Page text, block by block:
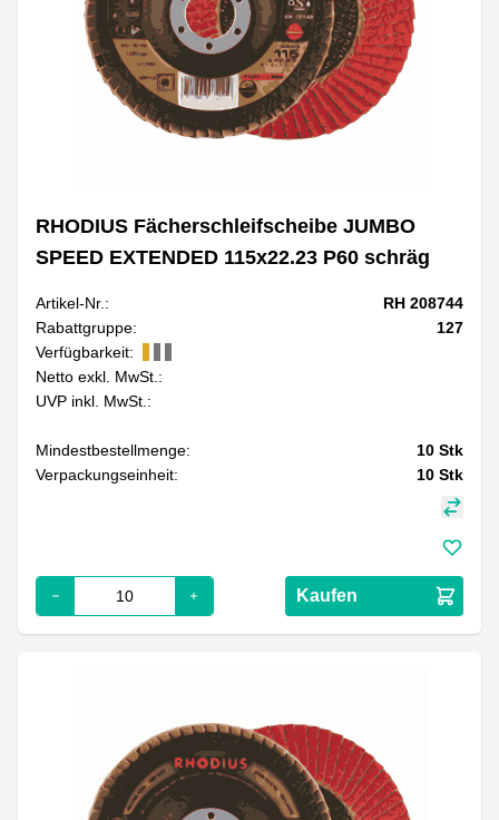
RHODIUS Fächerschleifscheibe JUMBO
SPEED EXTENDED 115x22.23 P60 schräg
Artikel-Nr.:
RH 208744
Rabattgruppe:
127
Verfügbarkeit:
Netto exkl. MwSt.:
UVP inkl. MwSt.:
Mindestbestellmenge: 10 Stk
Verpackungseinheit:
10 Stk
Kaufen